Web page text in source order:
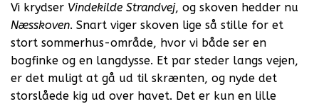
Vi krydser Vindekilde Strandvej, og skoven hedder nu
Næsskoven. Snart viger skoven lige så stille for et
stort sommerhus-område, hvor vi både ser en
bogfinke og en langdysse. Et par steder langs vejen,
er det muligt at gå ud til skrænten, og nyde det
storslåede kig ud over havet. Det er kun en lille